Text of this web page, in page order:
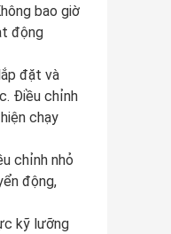
bao giờ
động
đặt và
Điều chỉnh
chạy
chỉnh nhỏ
động,
kỹ lưỡng